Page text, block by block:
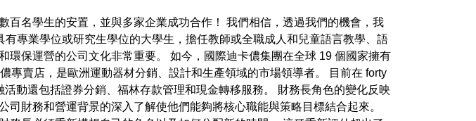
名學生的安置，並與多家企業成功合作！ 我們相信，透過我們的機會，我
專業學位或研究生學位的大學生，擔任教師或全職成人和兒童語言教學、語
保運營的公司文化非常重要。 如今，國際迪卡儂集團在全球 19 個國家擁有
專賣店，是歐洲運動器材分銷、設計和生產領域的市場領導者。 目前在 forty
動還包括證券分銷、福林存款管理和現金轉移服務。 財務長角色的變化反映
財務和營運背景的深入了解使他們能夠將核心職能與策略目標結合起來。